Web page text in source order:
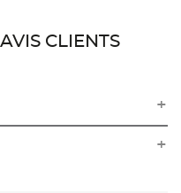
CLIENTS